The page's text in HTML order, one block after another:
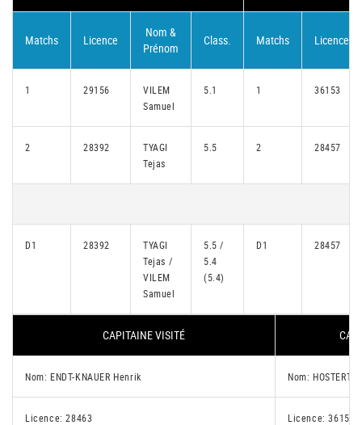
Matchs Licence
Nom &
Prénom
Class. Matchs Licence
1 29156
VILEM
Samuel
5.1 1 36153
2 28392
TYAGI
Tejas
5.5 2 28457
D1 28392
TYAGI
Tejas /
VILEM
Samuel
5.5 /
5.4
(5.4)
D1 28457
CAPITAINE VISITÉ
Nom: ENDT-KNAUER Henrik Nom: HOSTERT
Licence: 28463 Licence: 36153